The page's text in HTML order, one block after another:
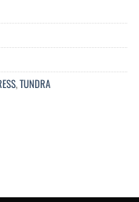
,TUNDRA